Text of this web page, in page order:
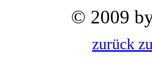
© 2009
zurück